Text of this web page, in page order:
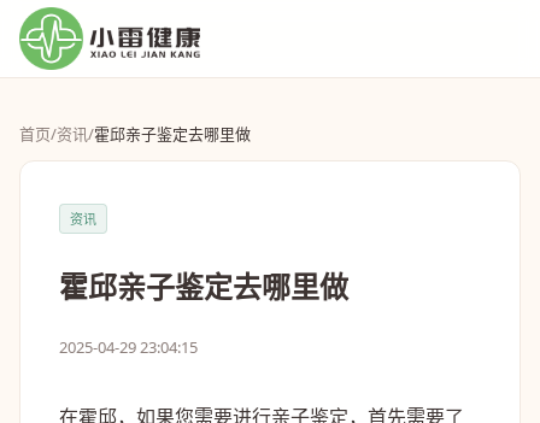
首页/资讯/霍邱亲子鉴定去哪里做
资讯
霍邱亲子鉴定去哪里做
2025-04-29 23:04:15
在霍邱，如果您需要进行亲子鉴定，首先需要了